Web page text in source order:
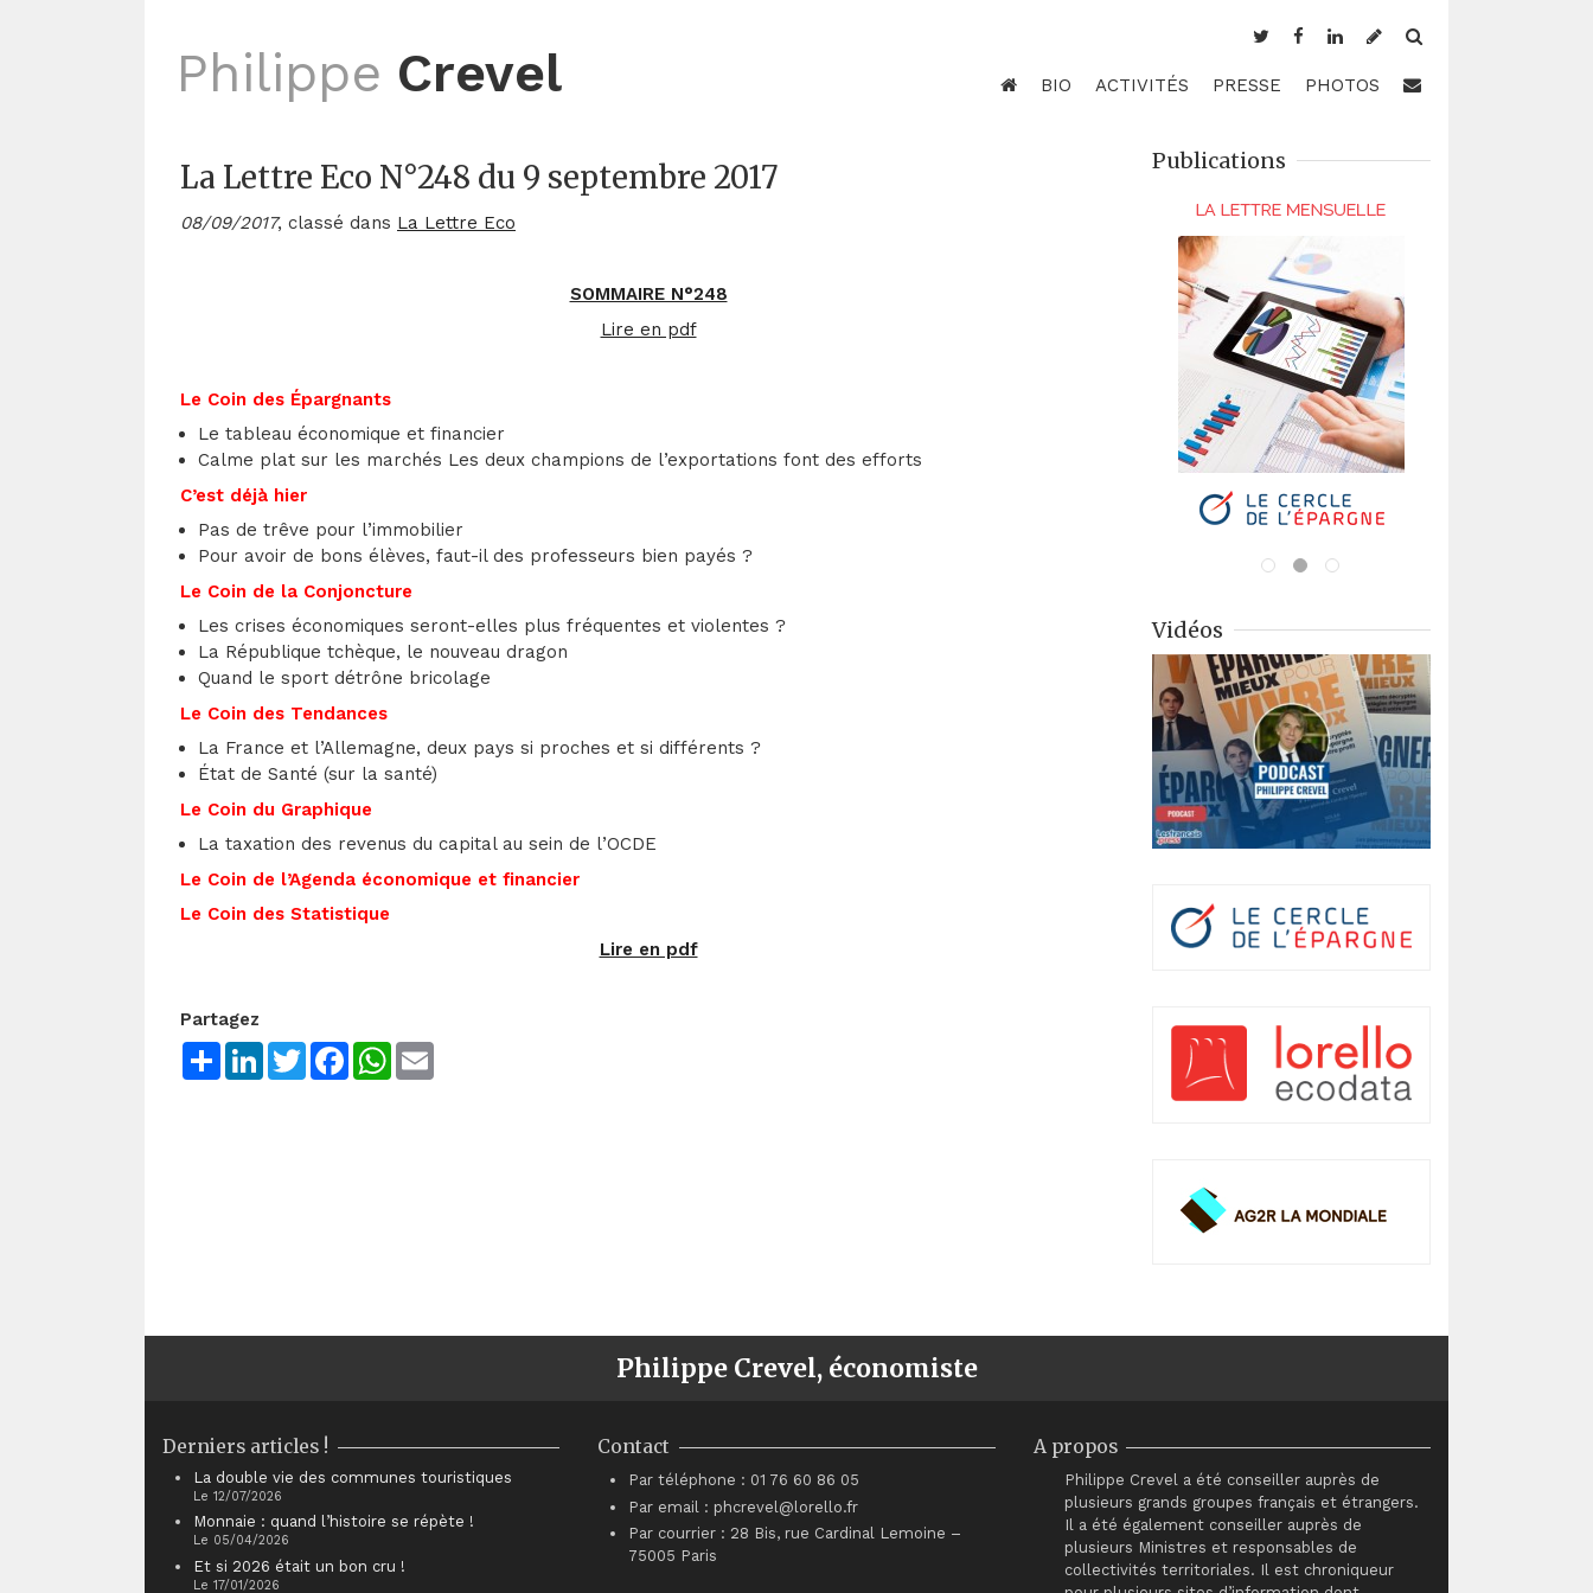
Philippe Crevel BIO ACTIVITÉS PRESSE PHOTOS
La Lettre Eco N°248 du 9 septembre 2017
08/09/2017, classé dans La Lettre Eco
SOMMAIRE N°248
Lire en pdf
Le Coin des Épargnants
Le tableau économique et financier
Calme plat sur les marchés Les deux champions de l’exportations font des efforts
C’est déjà hier
Pas de trêve pour l’immobilier
Pour avoir de bons élèves, faut-il des professeurs bien payés ?
Le Coin de la Conjoncture
Les crises économiques seront-elles plus fréquentes et violentes ?
La République tchèque, le nouveau dragon
Quand le sport détrône bricolage
Le Coin des Tendances
La France et l’Allemagne, deux pays si proches et si différents ?
État de Santé (sur la santé)
Le Coin du Graphique
La taxation des revenus du capital au sein de l’OCDE
Le Coin de l’Agenda économique et financier
Le Coin des Statistique
Lire en pdf
Partagez
ShareLinkedInTwitterFacebookWhatsApp
Publications
Vidéos
Philippe Crevel, économiste
Derniers articles !
La double vie des communes touristiques
Le 12/07/2026
Monnaie : quand l’histoire se répète !
Le 05/04/2026
Et si 2026 était un bon cru !
Le 17/01/2026
Contact
Par téléphone : 01 76 60 86 05
Par email : phcrevel@lorello.fr
Par courrier : 28 Bis, rue Cardinal Lemoine –
75005 Paris
A propos
Philippe Crevel a été conseiller auprès de
plusieurs grands groupes français et étrangers.
Il a été également conseiller auprès de
plusieurs Ministres et responsables de
collectivités territoriales. Il est chroniqueur